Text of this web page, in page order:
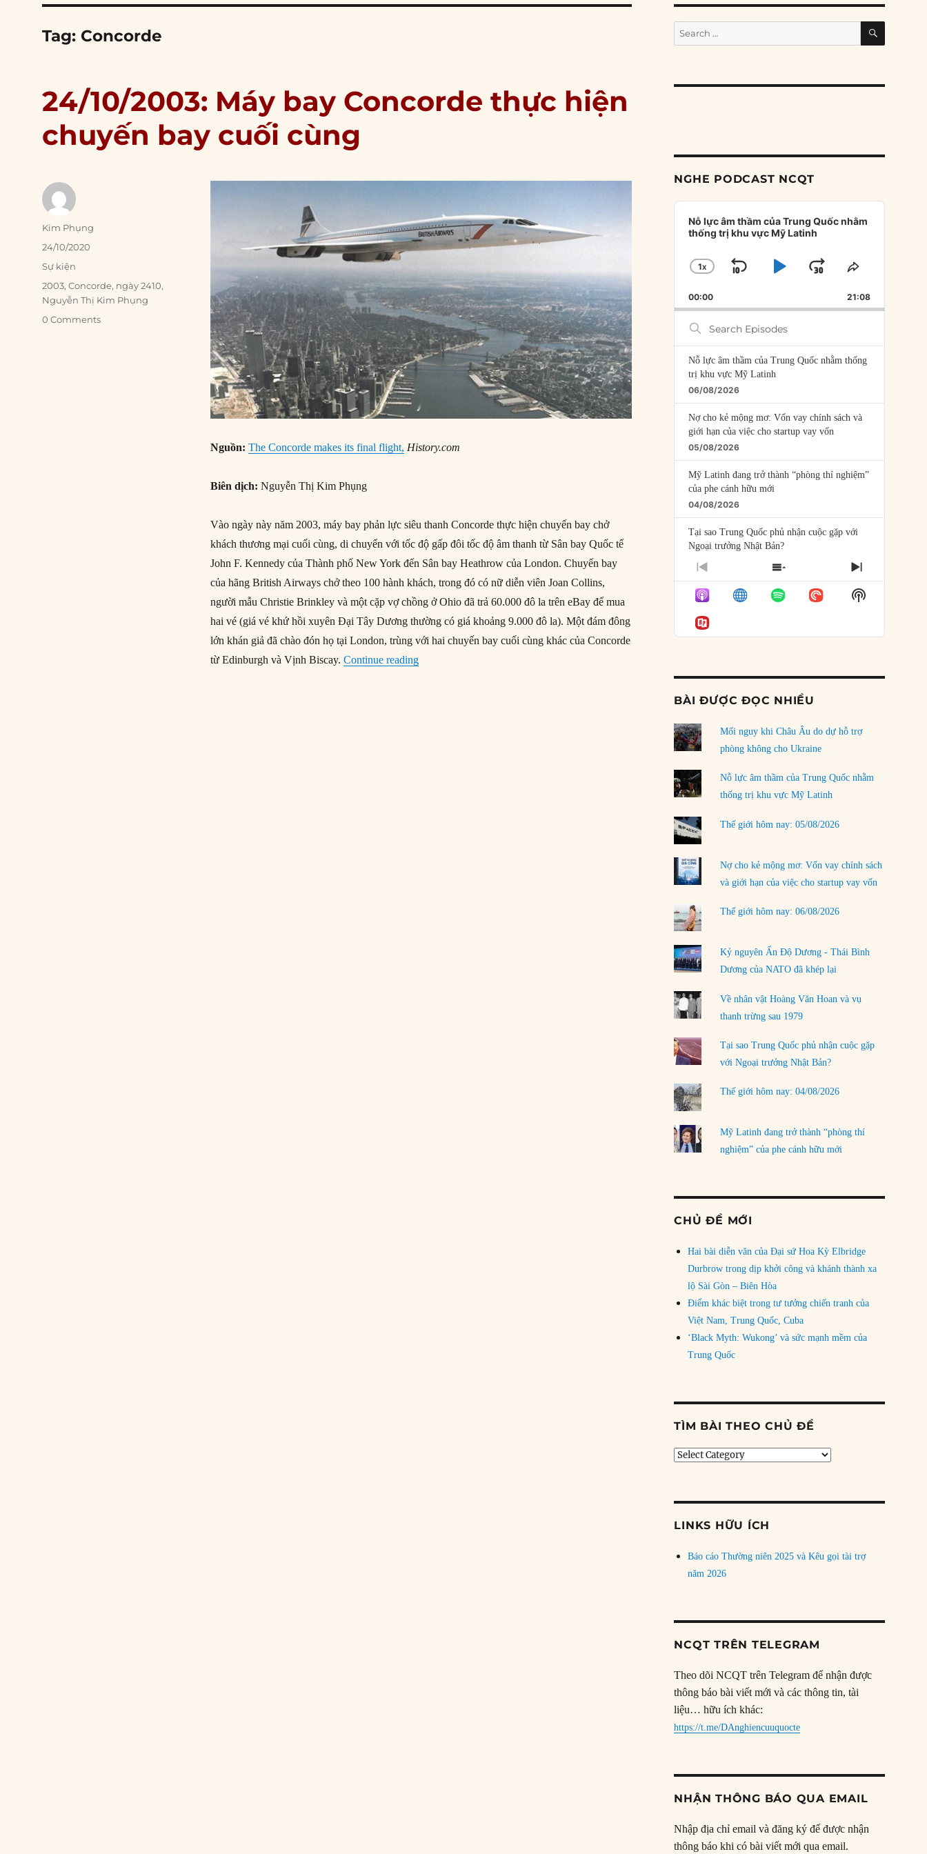
Tag: Concorde
24/10/2003: Máy bay Concorde thực hiện
chuyến bay cuối cùng
Nguồn: The Concorde makes its final flight, History.com
Biên dịch: Nguyễn Thị Kim Phụng
Vào ngày này năm 2003, máy bay phản lực siêu thanh Concorde thực hiện chuyến bay chở
khách thương mại cuối cùng, di chuyển với tốc độ gấp đôi tốc độ âm thanh từ Sân bay Quốc tế
John F. Kennedy của Thành phố New York đến Sân bay Heathrow của London. Chuyến bay
của hãng British Airways chở theo 100 hành khách, trong đó có nữ diễn viên Joan Collins,
người mẫu Christie Brinkley và một cặp vợ chồng ở Ohio đã trả 60.000 đô la trên eBay để mua
hai vé (giá vé khứ hồi xuyên Đại Tây Dương thường có giá khoảng 9.000 đô la). Một đám đông
lớn khán giả đã chào đón họ tại London, trùng với hai chuyến bay cuối cùng khác của Concorde
từ Edinburgh và Vịnh Biscay.Continue reading“24/10/2003: Máy bay Concorde thực hiện chuyến bay cuối cùng”
Author
Kim Phụng
Posted
24/10/2020
Categories
Sự kiện
Tags
2003,Concorde, ngày 2410,
Nguyễn Thị Kim Phụng
0 Comments
Search
for:
SEARCH
NGHE PODCAST NCQT
Audio
Player
Nỗ lực âm thầm của Trung Quốc nhằm
thống trị khu vực Mỹ Latinh
CHANGE
RATE
1X
SKIP
BACKWARD
PLAYJUMP
FORWARD
SHARE
EPISODE
00:00 21:08
Search
Episodes
Nỗ lực âm thầm của Trung Quốc nhằm thống
trị khu vực Mỹ Latinh
06/08/2026
Nợ cho kẻ mộng mơ: Vốn vay chính sách và
giới hạn của việc cho startup vay vốn
05/08/2026
Mỹ Latinh đang trở thành “phòng thí nghiệm”
của phe cánh hữu mới
04/08/2026
Tại sao Trung Quốc phủ nhận cuộc gặp với
Ngoại trưởng Nhật Bản?
04/08/2026
Điểm mù chiến lược của Trump tại Thái Bình
Dương
03/08/2026
rủi ro
01/08/2026
31/07/2026
phải chịu đựng?
30/07/2026
Tập tìm cách chôn vùi bê bối chấn động vòng
tròn thân cận của mình
PREVIOUS
EPISODE
SHOW
EPISODES
LIST
NEXT
EPISODE
Show
Podcast
BÀI ĐƯỢC ĐỌC NHIỀU
Mối nguy khi Châu Âu do dự hỗ trợ
phòng không cho Ukraine
Nỗ lực âm thầm của Trung Quốc nhằm
thống trị khu vực Mỹ Latinh
Thế giới hôm nay: 05/08/2026
Nợ cho kẻ mộng mơ: Vốn vay chính sách
và giới hạn của việc cho startup vay vốn
Thế giới hôm nay: 06/08/2026
Kỷ nguyên Ấn Độ Dương - Thái Bình
Dương của NATO đã khép lại
Về nhân vật Hoàng Văn Hoan và vụ
thanh trừng sau 1979
Tại sao Trung Quốc phủ nhận cuộc gặp
với Ngoại trưởng Nhật Bản?
Thế giới hôm nay: 04/08/2026
Mỹ Latinh đang trở thành “phòng thí
nghiệm” của phe cánh hữu mới
CHỦ ĐỀ MỚI
Hai bài diễn văn của Đại sứ Hoa Kỳ Elbridge
Durbrow trong dịp khởi công và khánh thành xa
lộ Sài Gòn – Biên Hòa
Điểm khác biệt trong tư tưởng chiến tranh của
Việt Nam, Trung Quốc, Cuba
‘Black Myth: Wukong’ và sức mạnh mềm của
Trung Quốc
TÌM BÀI THEO CHỦ ĐỀ
Tìm
chủ
LINKS HỮU ÍCH
Báo cáo Thường niên 2025 và Kêu gọi tài trợ
năm 2026
NCQT TRÊN TELEGRAM
Theo dõi NCQT trên Telegram để nhận được
thông báo bài viết mới và các thông tin, tài
liệu… hữu ích khác:
https://t.me/DAnghiencuuquocte
NHẬN THÔNG BÁO QUA EMAIL
Nhập địa chỉ email và đăng ký để được nhận
thông báo khi có bài viết mới qua email.